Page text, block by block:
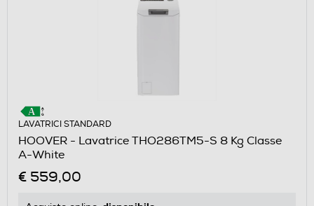
LAVATRICI STANDARD
HOOVER - Lavatrice THO286TM5-S 8 Kg Classe
A-White
€ 559,00